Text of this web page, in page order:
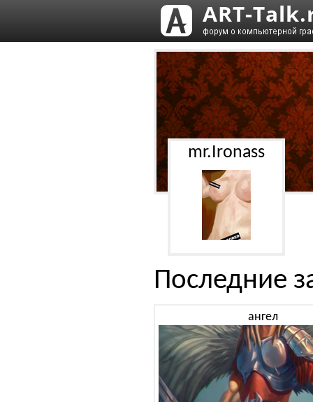
mr.Ironass
Последние
ангел